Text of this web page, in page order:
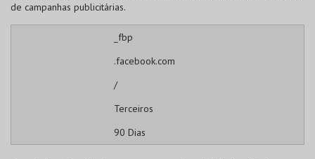
de campanhas publicitárias.
_fbp
.facebook.com
/
Terceiros
90 Dias